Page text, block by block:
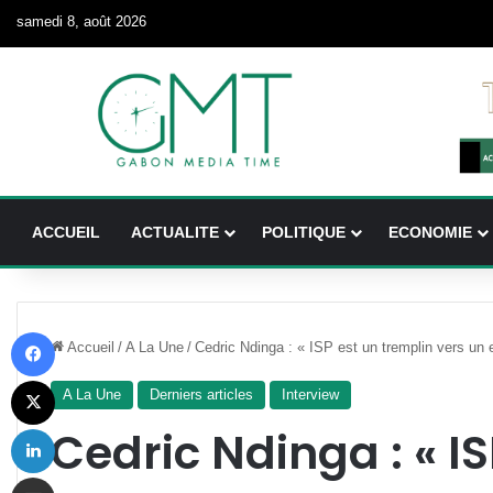
samedi 8, août 2026
ACCUEIL ACTUALITE POLITIQUE ECONOMIE
Accueil / A La Une / Cedric Ndinga : « ISP est un tremplin vers un
A La Une Derniers articles Interview
Cedric Ndinga : «
X